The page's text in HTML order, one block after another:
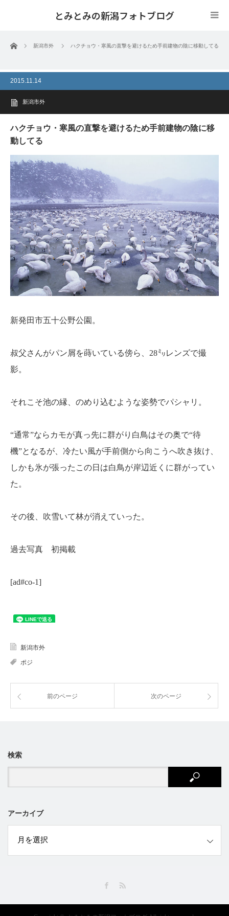
とみとみの新潟フォトブログ
ホーム 新潟市外 ハクチョウ・寒風の直撃を避けるため手前建物の陰に移動してる
2015.11.14
新潟市外
ハクチョウ・寒風の直撃を避けるため手前建物の陰に移
動してる
新発田市五十公野公園。
叔父さんがパン屑を蒔いている傍ら、28㍉レンズで撮
影。
それこそ池の縁、のめり込むような姿勢でパシャリ。
“通常”ならカモが真っ先に群がり白鳥はその奥で“待
機”となるが、冷たい風が手前側から向こうへ吹き抜け、
しかも氷が張ったこの日は白鳥が岸辺近くに群がってい
た。
その後、吹雪いて林が消えていった。
過去写真 初掲載
[ad#co-1]
新潟市外
ポジ
前のページ 次のページ
検索
アーカイブ